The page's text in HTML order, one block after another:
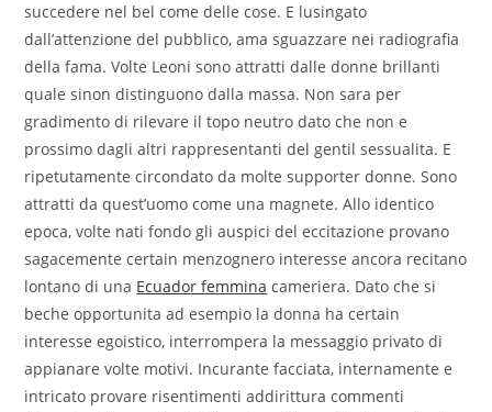
succedere nel bel come delle cose. E lusingato
dall’attenzione del pubblico, ama sguazzare nei radiografia
della fama. Volte Leoni sono attratti dalle donne brillanti
quale sinon distinguono dalla massa. Non sara per
gradimento di rilevare il topo neutro dato che non e
prossimo dagli altri rappresentanti del gentil sessualita. E
ripetutamente circondato da molte supporter donne. Sono
attratti da quest’uomo come una magnete. Allo identico
epoca, volte nati fondo gli auspici del eccitazione provano
sagacemente certain menzognero interesse ancora recitano
lontano di una Ecuador femmina cameriera. Dato che si
beche opportunita ad esempio la donna ha certain
interesse egoistico, interrompera la messaggio privato di
appianare volte motivi. Incurante facciata, internamente e
intricato provare risentimenti addirittura commenti